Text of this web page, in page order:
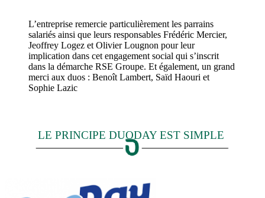
L’entreprise remercie particulièrement les parrains
salariés ainsi que leurs responsables Frédéric Mercier,
Jeoffrey Logez et Olivier Lougnon pour leur
implication dans cet engagement social qui s’inscrit
dans la démarche RSE Groupe. Et également, un grand
merci aux duos : Benoît Lambert, Saïd Haouri et
Sophie Lazic
LE PRINCIPE DUODAY EST SIMPLE